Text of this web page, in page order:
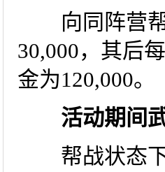
向同阵营帮
30,000，其后
金为120,000。
活动期间
帮战状态下